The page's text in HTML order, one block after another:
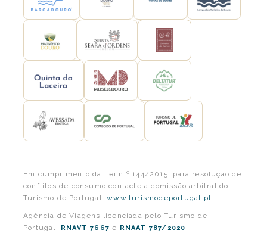
Em cumprimento da Lei n.º 144/2015, para resolução de
conflitos de consumo contacte a comissão arbitral do
Turismo de Portugal:www.turismodeportugal.pt
Agência de Viagens licenciada pelo Turismo de
Portugal:
RNAVT 7667 e RNAAT 787/2020